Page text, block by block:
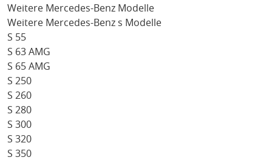
Weitere Mercedes-Benz Modelle
Weitere Mercedes-Benz s Modelle
S 55
S 63 AMG
S 65 AMG
S 250
S 260
S 280
S 300
S 320
S 350